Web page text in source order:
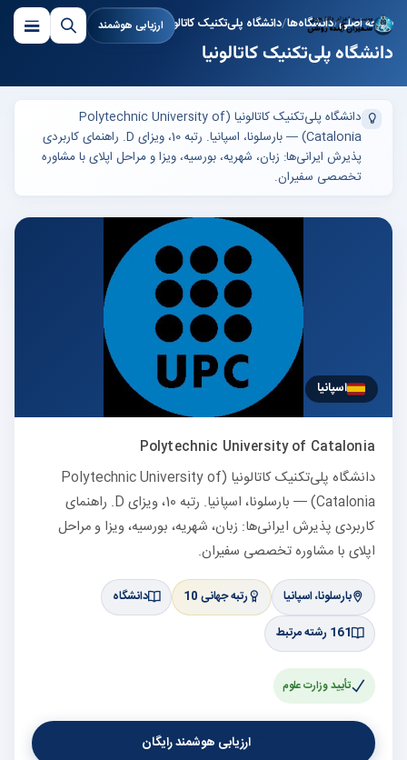
ارزیابی هوشمند صفحه اصلی دانشگاه‌ها دانشگاه پلی‌تکنیک کاتالونیا
دانشگاه پلی‌تکنیک کاتالونیا
دانشگاه پلی‌تکنیک کاتالونیا (Polytechnic University of
Catalonia) — بارسلونا، اسپانیا. رتبه 10، ویزای D. راهنمای کاربردی
پذیرش ایرانی‌ها: زبان، شهریه، بورسیه، ویزا و مراحل اپلای با مشاوره
تخصصی سفیران.
Polytechnic University of Catalonia
دانشگاه پلی‌تکنیک کاتالونیا (Polytechnic University of
Catalonia) — بارسلونا، اسپانیا. رتبه 10، ویزای D. راهنمای
کاربردی پذیرش ایرانی‌ها: زبان، شهریه، بورسیه، ویزا و مراحل
اپلای با مشاوره تخصصی سفیران.
بارسلونا، اسپانیا رتبه جهانی 10
دانشگاه
161 رشته مرتبط
تأیید وزارت علوم
ارزیابی هوشمند رایگان
اسپانیا